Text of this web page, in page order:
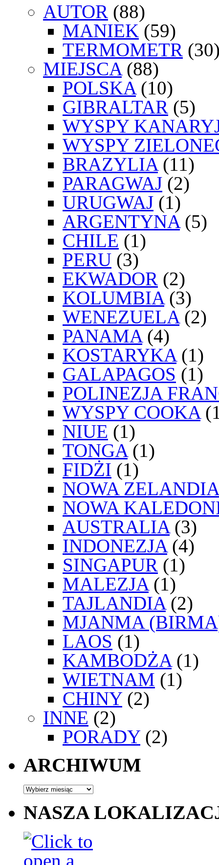
AUTOR (88)
MANIEK (59)
TERMOMETR
MIEJSCA(88)
POLSKA(10)
GIBRALTAR (5)
WYSPY
WYSPY
BRAZYLIA(11)
PARAGWAJ (2)
URUGWAJ (1)
ARGENTYNA(5)
CHILE (1)
PERU (3)
EKWADOR (2)
KOLUMBIA(3)
WENEZUELA(2)
PANAMA(4)
KOSTARYKA(1)
GALAPAGOS (1)
POLINEZJA
WYSPY COOKA
NIUE (1)
TONGA(1)
FIDŻI (1)
NOWA ZELANDIA
NOWA
AUSTRALIA(3)
INDONEZJA(4)
SINGAPUR (1)
MALEZJA(1)
TAJLANDIA(2)
MJANMA
LAOS (1)
KAMBODŻA(1)
WIETNAM (1)
CHINY(2)
INNE (2)
PORADY(2)
ARCHIWUM
NASZA